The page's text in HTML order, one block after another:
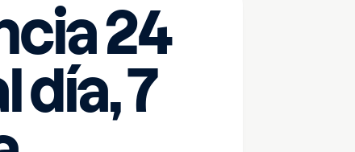
24
día, 7